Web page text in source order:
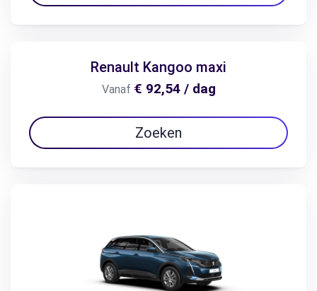
Renault Kangoo maxi
Vanaf € 92,54 / dag
Zoeken